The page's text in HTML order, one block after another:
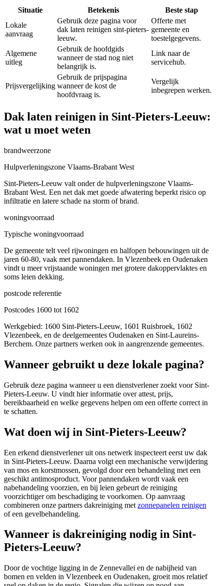
Situatie Betekenis
Beste stap
Lokale
aanvraag
Gebruik deze pagina voor
dak laten reinigen sint-pieters-
leeuw.
Offerte met
gemeente en
toestelgegevens.
Algemene
uitleg
Gebruik de hoofdgids
wanneer de stad nog niet
belangrijk is.
Link naar de
servicehub.
Prijsvergelijking
Gebruik de prijspagina
wanneer de kost de
hoofdvraag is.
Vergelijk
inbegrepen werken.
Dak laten reinigen in Sint-Pieters-Leeuw:
wat u moet weten
brandweerzone
Hulpverleningszone Vlaams-Brabant West
Sint-Pieters-Leeuw valt onder de hulpverleningszone Vlaams-
Brabant West. Een net dak met goede afwatering beperkt risico op
infiltratie en latere schade na storm of brand.
woningvoorraad
Typische woningvoorraad
De gemeente telt veel rijwoningen en halfopen bebouwingen uit de
jaren 60-80, vaak met pannendaken. In Vlezenbeek en Oudenaken
vindt u meer vrijstaande woningen met grotere dakoppervlaktes en
soms leien dekking.
postcode referentie
Postcodes 1600 tot 1602
Werkgebied: 1600 Sint-Pieters-Leeuw, 1601 Ruisbroek, 1602
Vlezenbeek, en de deelgemeentes Oudenaken en Sint-Laureins-
Berchem. Onze partners werken ook in aangrenzende gemeentes.
Wanneer gebruikt u deze lokale pagina?
Gebruik deze pagina wanneer u een dienstverlener zoekt voor Sint-
Pieters-Leeuw. U vindt hier informatie over attest, prijs,
bereikbaarheid en welke gegevens helpen om een offerte correct in
te schatten.
Wat doen wij in Sint-Pieters-Leeuw?
Een erkend dienstverlener uit ons netwerk inspecteert eerst uw dak
in Sint-Pieters-Leeuw. Daarna volgt een mechanische verwijdering
van mos en korstmossen, gevolgd door een behandeling met een
geschikt antimosproduct. Voor pannendaken wordt vaak een
nabehandeling voorzien, en bij leien gebeurt de reiniging
voorzichtiger om beschadiging te voorkomen. Op aanvraag
combineren onze partners dakreiniging met zonnepanelen reinigen
of een gevelbehandeling.
Wanneer is dakreiniging nodig in Sint-
Pieters-Leeuw?
Door de vochtige ligging in de Zennevallei en de nabijheid van
bomen en velden in Vlezenbeek en Oudenaken, groeit mos relatief